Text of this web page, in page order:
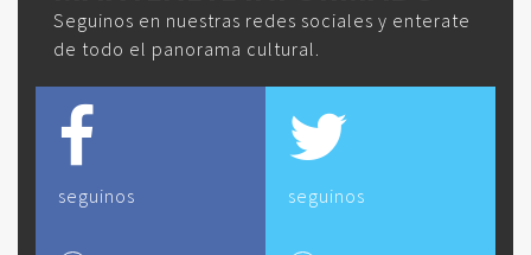
Seguinos en nuestras redes sociales y enterate
de todo el panorama cultural.
seguinos seguinos